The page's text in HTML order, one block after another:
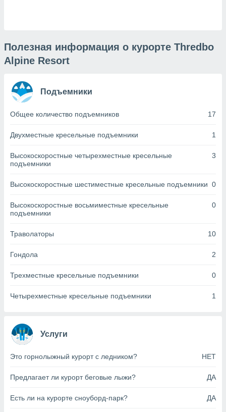
установки
веб-
или
как
веб-
файлов
ваши
этого вы
время
против
» или
cookie
Полезная информация о курорте Thredbo
Alpine Resort
Подъемники
Общее количество подъемников 17
Двухместные кресельные подъемники 1
Высокоскоростные четырехместные кресельные
подъемники
3
Высокоскоростные шестиместные кресельные подъемники 0
Высокоскоростные восьмиместные кресельные
подъемники
0
Траволаторы 10
Гондола 2
Трехместные кресельные подъемники 0
Четырехместные кресельные подъемники 1
Услуги
Это горнолыжный курорт с ледником? НЕТ
Предлагает ли курорт беговые лыжи? ДА
Есть ли на курорте сноуборд-парк? ДА